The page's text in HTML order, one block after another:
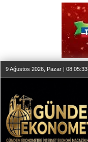
9 Ağustos 2026, Pazar | 08:05:34